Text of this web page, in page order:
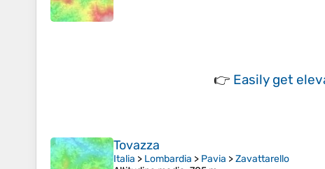
👉 Easily get
Tovazza
Italia > Lombardia > Pavia >Zavattarello